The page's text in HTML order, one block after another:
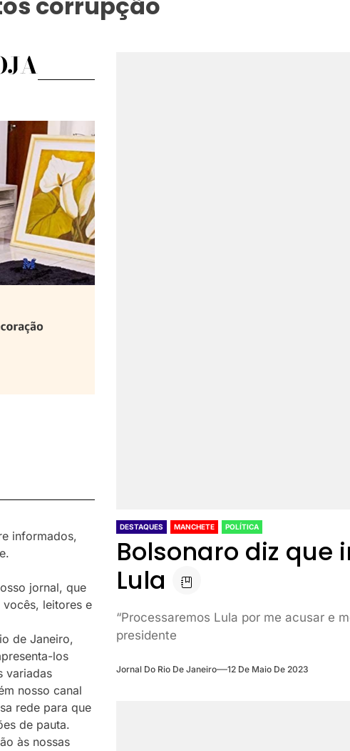
DESTAQUES MANCHETE POLÍTICA
Bolsonaro diz que
Lula
“Processaremos Lula por me acusar e
presidente
Jornal Do Rio De Janeiro 12 De Maio De 2023
informados,
jornal, que
vocês, leitores e
de Janeiro,
los
variadas
nosso canal
rede para que
de pauta.
às nossas